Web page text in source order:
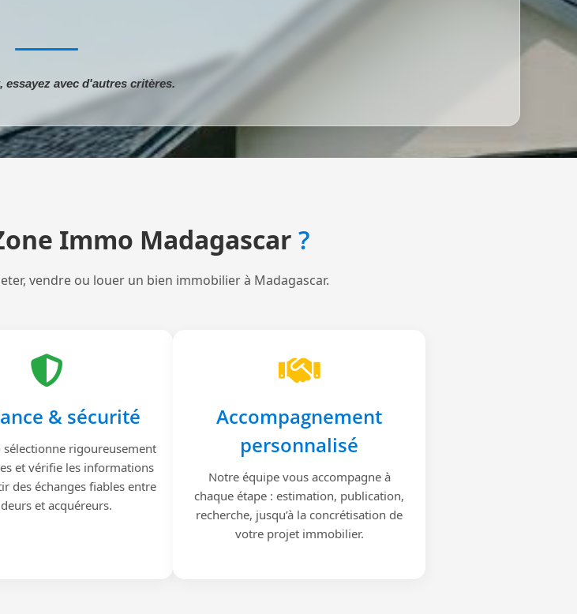
essayez avec d'autres critères.
Immo Madagascar ?
vendre ou louer un bien immobilier à Madagascar.
& sécurité
rigoureusement
et vérifie les informations
des échanges fiables entre
et acquéreurs.
Accompagnement
personnalisé
Notre équipe vous accompagne à
chaque étape : estimation, publication,
recherche, jusqu’à la concrétisation de
votre projet immobilier.